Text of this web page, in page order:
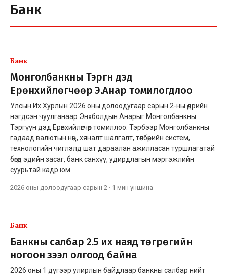
Банк
Банк
Монголбанкны Тэргүүн дэд
Ерөнхийлөгчөөр Э.Анар томилогдлоо
Улсын Их Хурлын 2026 оны долоодугаар сарын 2-ны өдрийн
нэгдсэн чуулганаар Энхболдын Анарыг Монголбанкны
Тэргүүн дэд Ерөнхийлөгчөөр томиллоо. Тэрбээр Монголбанкны
гадаад валютын нөөц, хяналт шалгалт, төлбөрийн систем,
технологийн чиглэлд шат дараалан ажилласан туршлагатай
бөгөөд эдийн засаг, банк санхүү, удирдлагын мэргэжлийн
суурьтай кадр юм.
2026 оны долоодугаар сарын 2 · 1 мин уншина
Банк
Банкны салбар 2.5 их наяд төгрөгийн
ногоон зээл олгоод байна
2026 оны 1 дүгээр улирлын байдлаар банкны салбар нийт